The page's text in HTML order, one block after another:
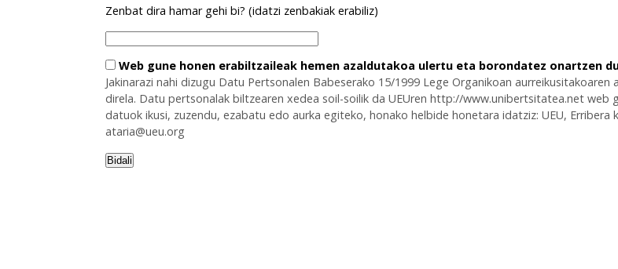
Zenbat dira hamar gehi bi? (idatzi zenbakiak erabiliz)
Web gune honen erabiltzaileak hemen azaldutakoa ulertu eta borondatez onartzen
Jakinarazi nahi dizugu Datu Pertsonalen Babeserako 15/1999 Lege Organikoan
direla. Datu pertsonalak biltzearen xedea soil-soilik da UEUren http://www.unibertsitatea.net web
datuok ikusi, zuzendu, ezabatu edo aurka egiteko, honako helbide honetara idatziz: UEU,
ataria@ueu.org
Bidali